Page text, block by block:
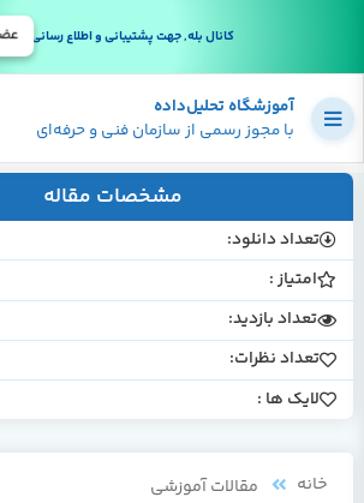
کانال بله, جهت پشتیبانی و اطلاع رسانی
آموزشگاه تحلیل‌داده
با مجوز رسمی از سازمان فنی و حرفه‌ای
مشخصات مقاله
تعداد دانلود:
امتیاز :
تعداد بازدید:
تعداد نظرات:
لایک ها :
خانه
مقالات آموزشی